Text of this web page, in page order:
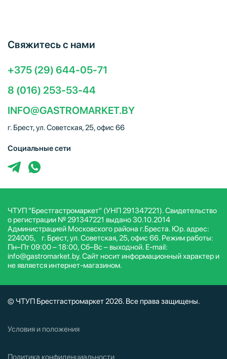
Свяжитесь с нами
+375 (29) 644-05-71
8 (016) 253-53-44
INFO@GASTROMARKET.BY
г. Брест, ул. Советская, 25, офис 66
Социальные сети
ЧТУП "Брестгастромаркет" (УНП 291347221). Свидетельство
о регистрации № 291347221 выдано 30.10.2014
Администрацией Московского района г.Бреста. Юр. адрес:
224005, г. Брест, ул. Советская, 25, офис 66. Режим работы:
Пн–Пт 09:00 – 18:00, Сб–Вс – выходной. E-mail:
info@gastromarket.by. Сайт носит информационный характер и
не является интернет-магазином.
© ЧТУП Брестгастромаркет 2026. Все права защищены.
Условия и положения
Политика конфиденциальности